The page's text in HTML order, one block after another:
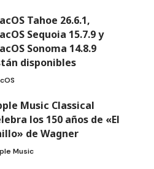
Tahoe 26.6.1,
Sequoia 15.7.9 y
Sonoma 14.8.9
disponibles
Music Classical
los 150 años de «El
de Wagner
Music